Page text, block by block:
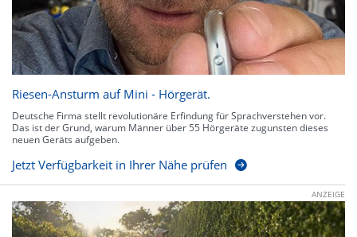
Riesen-Ansturm auf Mini - Hörgerät.
Deutsche Firma stellt revolutionäre Erfindung für Sprachverstehen vor.
Das ist der Grund, warum Männer über 55 Hörgeräte zugunsten dieses
neuen Geräts aufgeben.
Jetzt Verfügbarkeit in Ihrer Nähe prüfen
ANZEIGE